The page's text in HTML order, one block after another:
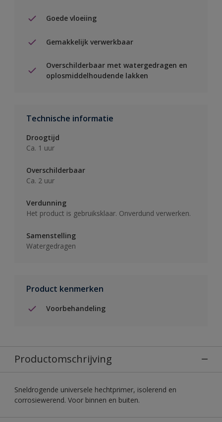
Goede vloeiing
Gemakkelijk verwerkbaar
Overschilderbaar met watergedragen en
oplosmiddelhoudende lakken
Technische informatie
Droogtijd
Ca. 1 uur
Overschilderbaar
Ca. 2 uur
Verdunning
Het product is gebruiksklaar. Onverdund verwerken.
Samenstelling
Watergedragen
Product kenmerken
Voorbehandeling
Productomschrijving
Sneldrogende universele hechtprimer, isolerend en
corrosiewerend. Voor binnen en buiten.